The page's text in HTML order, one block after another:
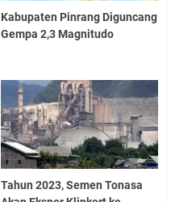
Kabupaten Pinrang Diguncang
Gempa 2,3 Magnitudo
Tahun 2023, Semen Tonasa